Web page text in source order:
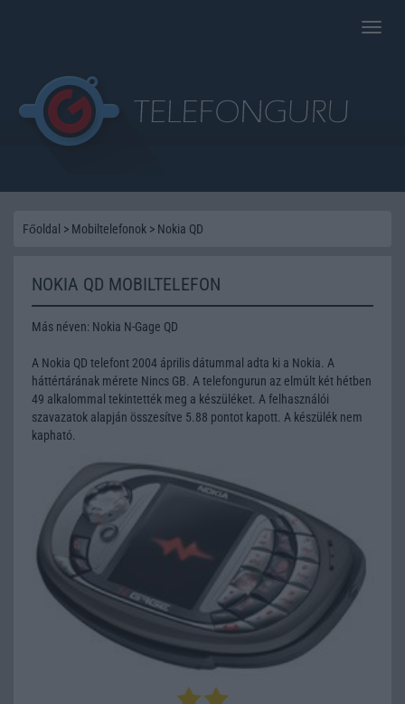
Toggle
Főoldal > Mobiltelefonok > Nokia QD
NOKIA QD MOBILTELEFON
Más néven: Nokia N-Gage QD
A Nokia QD telefont 2004 április dátummal adta ki a Nokia. A
háttértárának mérete Nincs GB. A telefongurun az elmúlt két hétben
49 alkalommal tekintették meg a készüléket. A felhasználói
szavazatok alapján összesítve 5.88 pontot kapott. A készülék nem
kapható.